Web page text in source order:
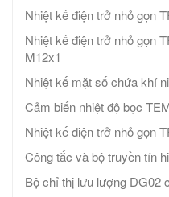
Nhiệt kế điện trở nhỏ gọn
Nhiệt kế điện trở nhỏ gọn
M12x1
Nhiệt kế mặt số chứa khí
Cảm biến nhiệt độ bọc
Nhiệt kế điện trở nhỏ gọn
Công tắc và bộ truyền tín
Bộ chỉ thị lưu lượng DG02